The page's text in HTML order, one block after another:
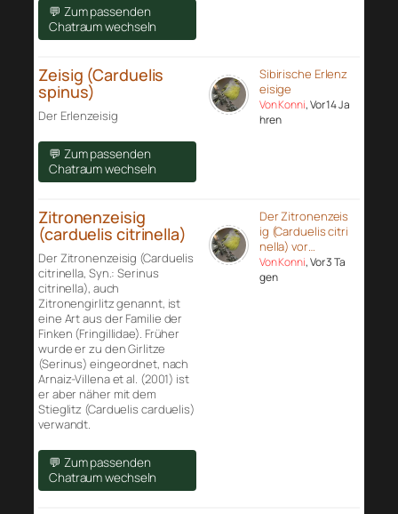
💬 Zum passenden
Chatraum wechseln
Zeisig (Carduelis
spinus)
Der Erlenzeisig
💬 Zum passenden
Chatraum wechseln
Sibirische Erlenz
eisige
Von Konni, Vor 14 Ja
hren
Zitronenzeisig
(carduelis citrinella)
Der Zitronenzeisig (Carduelis
citrinella, Syn.: Serinus
citrinella), auch
Zitronengirlitz genannt, ist
eine Art aus der Familie der
Finken (Fringillidae). Früher
wurde er zu den Girlitze
(Serinus) eingeordnet, nach
Arnaiz-Villena et al. (2001) ist
er aber näher mit dem
Stieglitz (Carduelis carduelis)
verwandt.
💬 Zum passenden
Chatraum wechseln
Der Zitronenzeis
ig (Carduelis citri
nella) vor…
Von Konni, Vor 3 Ta
gen